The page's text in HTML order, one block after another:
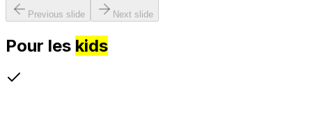
Previous slide Next slide
Pour les kids